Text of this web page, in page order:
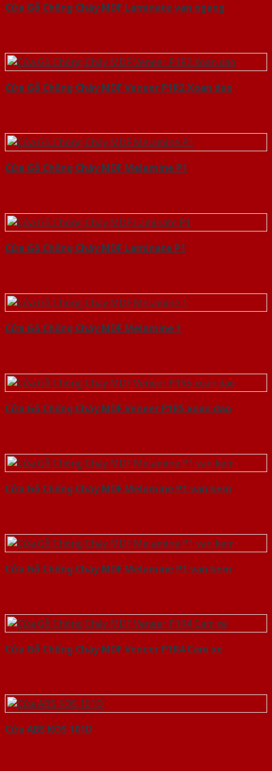
Cửa Gỗ Chống Cháy MDF Laminate van ngang
Cửa Gỗ Chống Cháy MDF Veneer P1R2 Xoan dao
Cửa Gỗ Chống Cháy MDF Melamine P1
Cửa Gỗ Chống Cháy MDF Laminate P1
Cửa Gỗ Chống Cháy MDF Melamine 1
Cửa Gỗ Chống Cháy MDF Veneer P1R5 xoan dao
Cửa Gỗ Chống Cháy MDF Melamine P1 van kem
Cửa Gỗ Chống Cháy MDF Melamine P1 van kem
Cửa Gỗ Chống Cháy MDF Veneer P1R4 Cam xe
Cửa ABS KOS 101D